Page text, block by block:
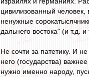
цивилизованный человек,
ненужные
дальнего востока" (и т.д.
Не сочти за патетику. И
него (государства)
нужно именно народу,